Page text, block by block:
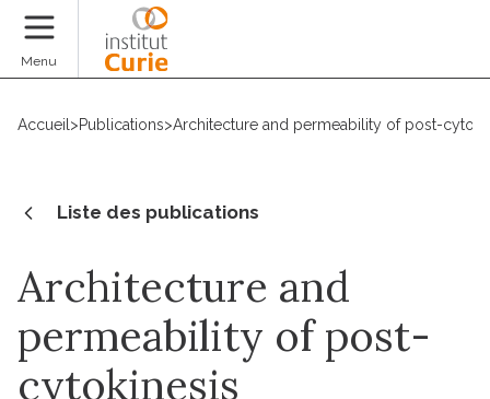
Menu
Accueil >Publications>Architecture and permeability of post-
Liste des publications
Architecture and
permeability of post-
cytokinesis